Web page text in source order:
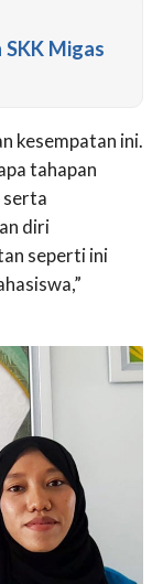
Migas
kesempatan ini.
tahapan
serta
diri
seperti ini